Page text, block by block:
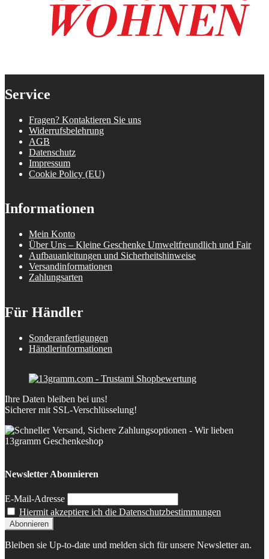
Service
Fragen? Kontaktieren Sie uns
Widerrufsbelehrung
AGB
Datenschutz
Impressum
Cookie Policy (EU)
Informationen
Mein Konto
Über Uns – Kleine Geschenke Umweltfreundlich und Fair
Aufbauanleitungen und Sicherheitshinweise
Versandinformationen
Zahlungsarten
Für Händler
Sonderanfertigungen
Händlerinformationen
Ihre Daten bleiben bei uns!
Sicherer mit SSL-Verschlüsselung!
Newsletter Abonnieren
E-Mail-Adresse
Hiermit akzeptiere ich die Datenschutzbestimmungen
Bleiben sie Up-to-date und melden sich für unsere Newsletter an.